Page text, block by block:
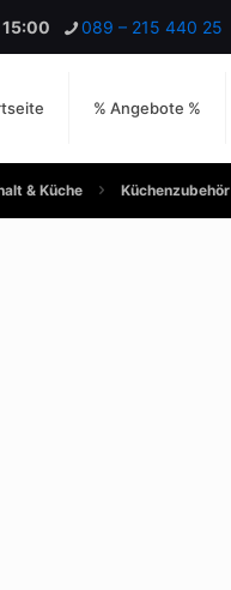
089 – 215 440 25
% Angebote %
& Küche Küchenzubehör